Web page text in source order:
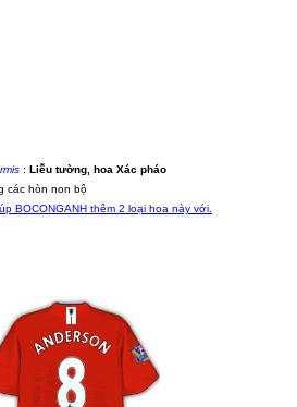
: Liễu tường, hoa Xác pháo
các hòn non bộ